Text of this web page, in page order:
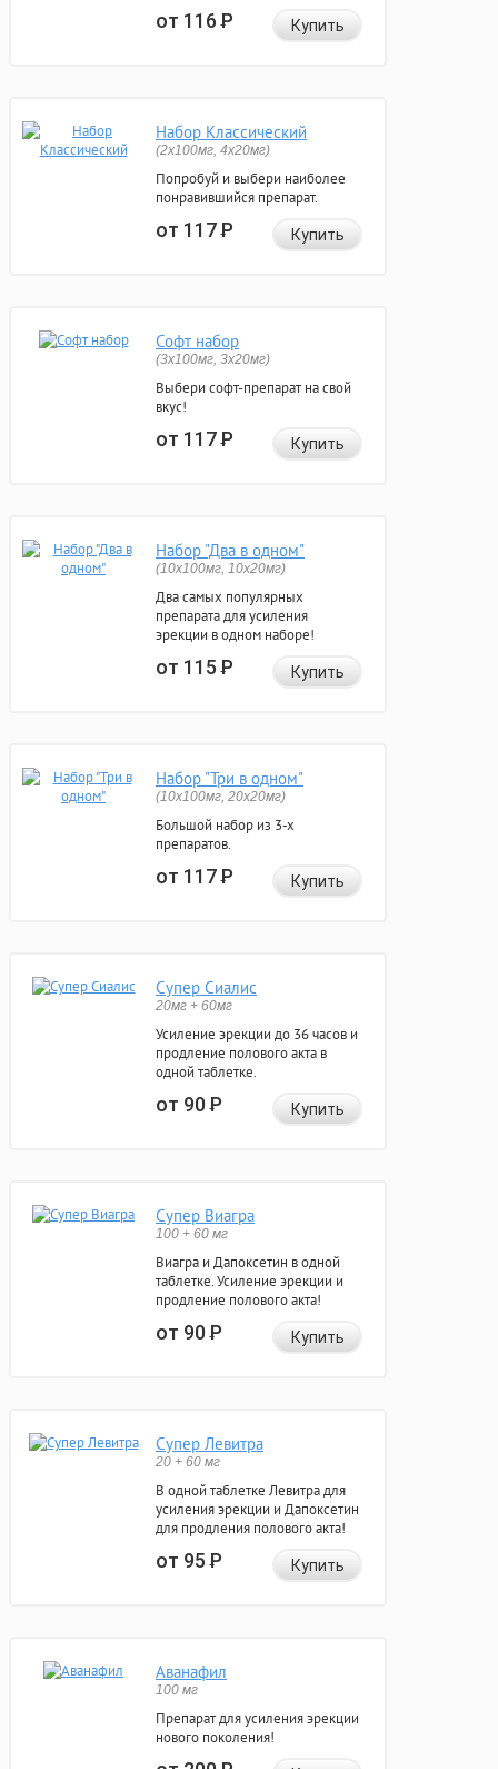
от 116Р Купить
Набор Классический
(2x100мг, 4x20мг)
Попробуй и выбери наиболее
понравившийся препарат.
от 117Р Купить
Софт набор
(3x100мг, 3x20мг)
Выбери софт-препарат на свой
вкус!
от 117Р Купить
Набор "Два в одном"
(10x100мг, 10x20мг)
Два самых популярных
препарата для усиления
эрекции в одном наборе!
от 115Р Купить
Набор "Три в одном"
(10x100мг, 20x20мг)
Большой набор из 3-х
препаратов.
от 117Р Купить
Супер Сиалис
20мг + 60мг
Усиление эрекции до 36 часов и
продление полового акта в
одной таблетке.
от 90Р Купить
Супер Виагра
100 + 60 мг
Виагра и Дапоксетин в одной
таблетке. Усиление эрекции и
продление полового акта!
от 90Р Купить
Супер Левитра
20 + 60 мг
В одной таблетке Левитра для
усиления эрекции и Дапоксетин
для продления полового акта!
от 95Р Купить
Аванафил
100 мг
Препарат для усиления эрекции
нового поколения!